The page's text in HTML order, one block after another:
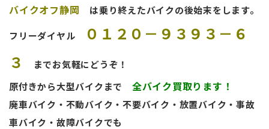
バイクオフ静岡 は乗り終えたバイクの後始末をします。
フリーダイヤル
０１２０－９３９３－６
３
までお気軽にどうぞ！
原付きから大型バイクまで 全バイク買取ります！
廃車バイク・不動バイク・不要バイク・放置バイク・事故
車バイク・故障バイクでも